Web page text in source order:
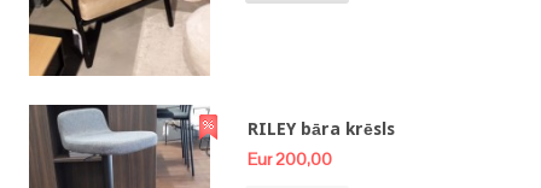
RILEY bāra krēsls
Eur 200,00